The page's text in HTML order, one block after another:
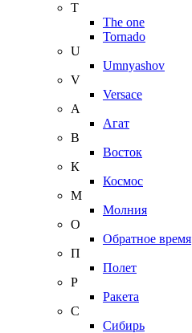
T
The one
Tornado
U
Umnyashov
V
Versace
А
Агат
В
Восток
К
Космос
М
Молния
О
Обратное время
П
Полет
Р
Ракета
С
Сибирь